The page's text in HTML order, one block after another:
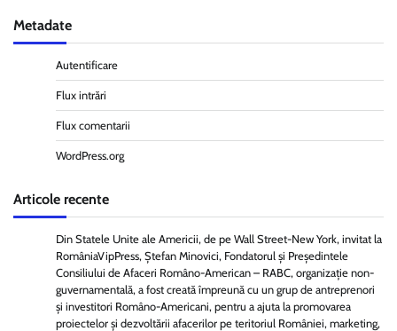
Metadate
Autentificare
Flux intrări
Flux comentarii
WordPress.org
Articole recente
Din Statele Unite ale Americii, de pe Wall Street-New York, invitat la
RomâniaVipPress, Ștefan Minovici, Fondatorul și Președintele
Consiliului de Afaceri Româno-American – RABC, organizație non-
guvernamentală, a fost creată împreună cu un grup de antreprenori
și investitori Româno-Americani, pentru a ajuta la promovarea
proiectelor și dezvoltării afacerilor pe teritoriul României, marketing,